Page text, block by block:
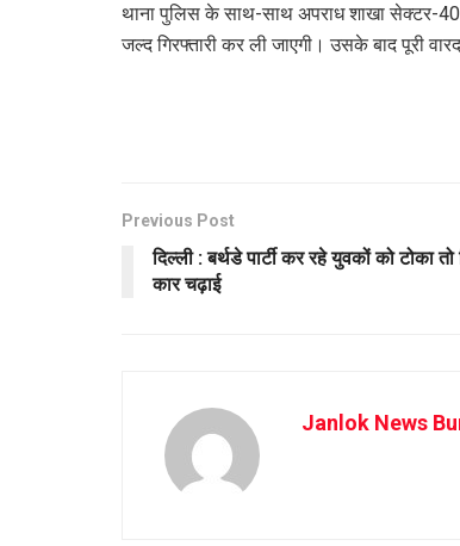
थाना पुलिस के साथ-साथ अपराध शाखा सेक्टर-
जल्द गिरफ्तारी कर ली जाएगी। उसके बाद पूरी
Previous Post
दिल्ली : बर्थडे पार्टी कर रहे युवकों को टोका तो
कार चढ़ाई
Janlok News